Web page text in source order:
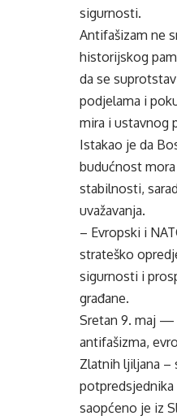
sigurnosti.
Antifašizam ne
historijskog
da se
podjelama i
mira i ustavnog
Istakao je da
budućnost
stabilnosti,
uvažavanja.
– Evropski i
strateško
sigurnosti i
građane.
Sretan 9. maj —
antifašizma,
Zlatnih ljiljana –
potpredsjednika
saopćeno je iz